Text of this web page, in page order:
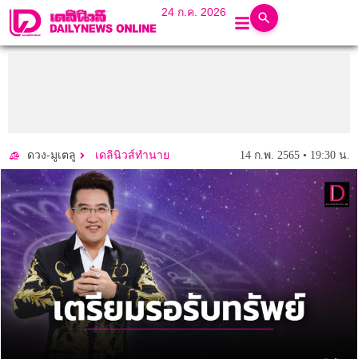
24 ก.ค. 2026
ดวง-มูเตลู เดลินิวส์ทำนาย 14 ก.พ. 2565 • 19:30 น.